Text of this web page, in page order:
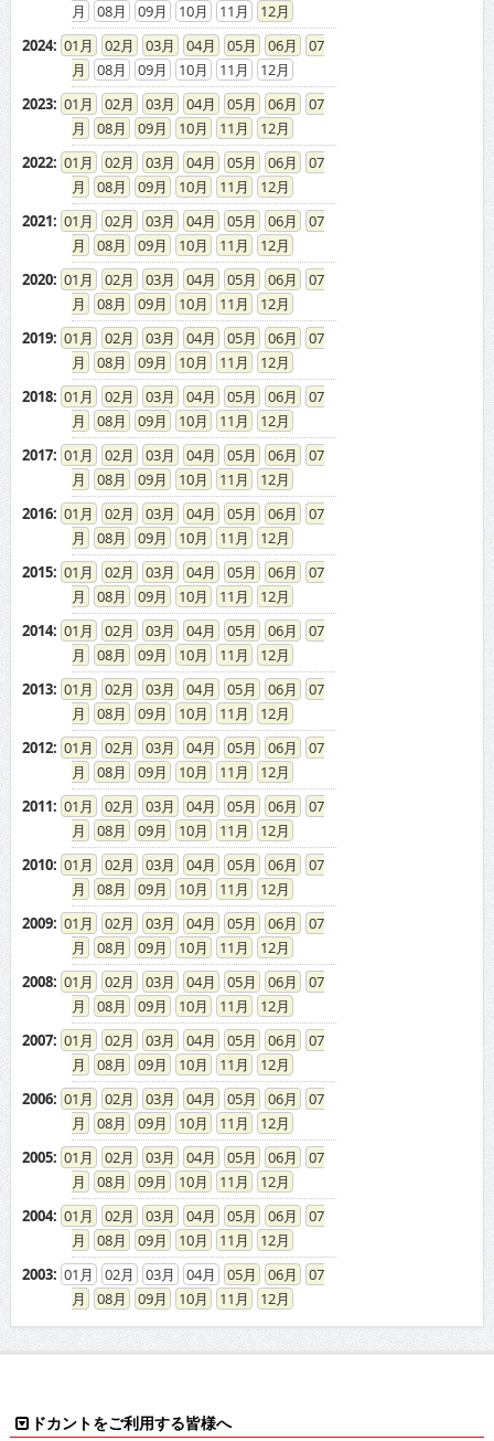
08
09 10 11
12
2024: 01 02 03 04 05 06
07
08
09 10 11
12
2023: 01 02 03 04 05 06
07
08
09 10 11
12
2022: 01 02 03 04 05 06
07
08
09 10 11
12
2021: 01 02 03 04 05 06
07
08
09 10 11
12
2020: 01 02 03 04 05 06
07
08
09 10 11
12
2019: 01 02 03 04 05 06
07
08
09 10 11
12
2018: 01 02 03 04 05 06
07
08
09 10 11
12
2017: 01 02 03 04 05 06
07
08
09 10 11
12
2016: 01 02 03 04 05 06
07
08
09 10 11
12
2015: 01 02 03 04 05 06
07
08
09 10 11
12
2014: 01 02 03 04 05 06
07
08
09 10 11
12
2013: 01 02 03 04 05 06
07
08
09 10 11
12
2012: 01 02 03 04 05 06
07
08
09 10 11
12
2011: 01 02 03 04 05 06
07
08
09 10 11
12
2010: 01 02 03 04 05 06
07
08
09 10 11
12
2009: 01 02 03 04 05 06
07
08
09 10 11
12
2008: 01 02 03 04 05 06
07
08
09 10 11
12
2007: 01 02 03 04 05 06
07
08
09 10 11
12
2006: 01 02 03 04 05 06
07
08
09 10 11
12
2005: 01 02 03 04 05 06
07
08
09 10 11
12
2004: 01 02 03 04 05 06
07
08
09 10 11
12
2003: 01 02 03 04 05 06
07
08
09 10 11 12
ドカントをご利用する皆様へ